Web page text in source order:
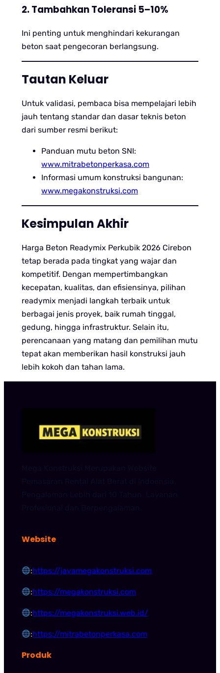
2. Tambahkan Toleransi 5–10%
Ini penting untuk menghindari kekurangan
beton saat pengecoran berlangsung.
Tautan Keluar
Untuk validasi, pembaca bisa mempelajari lebih
jauh tentang standar dan dasar teknis beton
dari sumber resmi berikut:
Panduan mutu beton SNI:
www.mitrabetonperkasa.com
Informasi umum konstruksi bangunan:
www.megakonstruksi.com
Kesimpulan Akhir
Harga Beton Readymix Perkubik 2026 Cirebon
tetap berada pada tingkat yang wajar dan
kompetitif. Dengan mempertimbangkan
kecepatan, kualitas, dan efisiensinya, pilihan
readymix menjadi langkah terbaik untuk
berbagai jenis proyek, baik rumah tinggal,
gedung, hingga infrastruktur. Selain itu,
perencanaan yang matang dan pemilihan mutu
tepat akan memberikan hasil konstruksi jauh
lebih kokoh dan tahan lama.
Website
:https://javamegakonstruksi.com
:https://megakonstruksi.com
:https://megakonstruksi.web.id/
:https://mitrabetonperkasa.com
Produk